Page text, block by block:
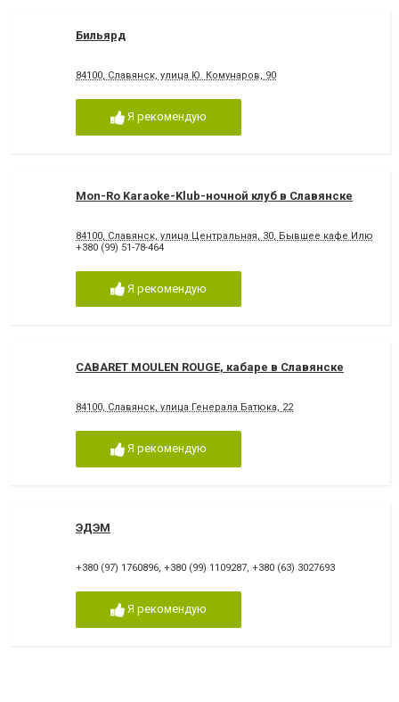
Бильярд
84100, Славянск, улица Ю. Комунаров, 90
Я рекомендую
Mon-Ro Karaoke-Klub-ночной клуб в Славянске
84100, Славянск, улица Центральная, 30, Бывшее кафе Илюзия
+380 (99) 51-78-464
Я рекомендую
CABARET MOULEN ROUGE, кабаре в Славянске
84100, Славянск, улица Генерала Батюка, 22
Я рекомендую
ЭДЭМ
+380 (97) 1760896, +380 (99) 1109287, +380 (63) 3027693
Я рекомендую